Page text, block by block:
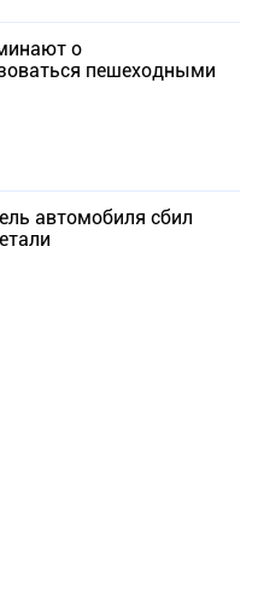
о
пешеходными
автомобиля сбил